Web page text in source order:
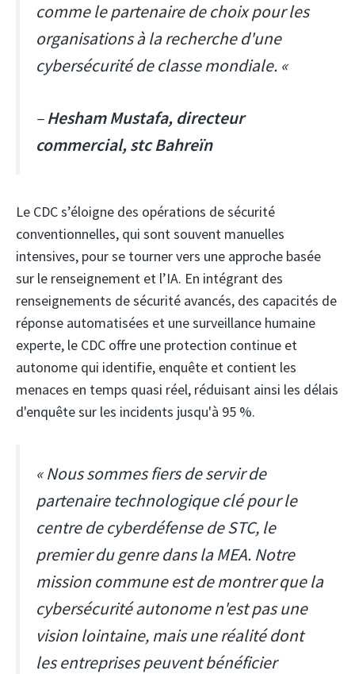
comme le partenaire de choix pour les
organisations à la recherche d'une
cybersécurité de classe mondiale. «
–Hesham Mustafa, directeur
commercial, stc Bahreïn
Le CDC s’éloigne des opérations de sécurité
conventionnelles, qui sont souvent manuelles
intensives, pour se tourner vers une approche basée
sur le renseignement et l’IA. En intégrant des
renseignements de sécurité avancés, des capacités de
réponse automatisées et une surveillance humaine
experte, le CDC offre une protection continue et
autonome qui identifie, enquête et contient les
menaces en temps quasi réel, réduisant ainsi les délais
d'enquête sur les incidents jusqu'à 95 %.
« Nous sommes fiers de servir de
partenaire technologique clé pour le
centre de cyberdéfense de STC, le
premier du genre dans la MEA. Notre
mission commune est de montrer que la
cybersécurité autonome n'est pas une
vision lointaine, mais une réalité dont
les entreprises peuvent bénéficier